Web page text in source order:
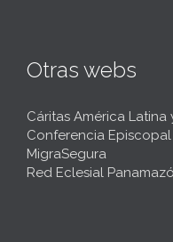
Otras webs
Cáritas América Latina
Conferencia
MigraSegura
Red Eclesial